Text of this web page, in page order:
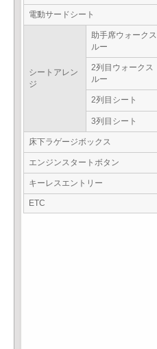
電動サードシート
シートアレン
ジ
助手席ウォークス
ルー
2列目ウォークス
ルー
2列目シート
3列目シート
床下ラゲージボックス
エンジンスタートボタン
キーレスエントリー
ETC